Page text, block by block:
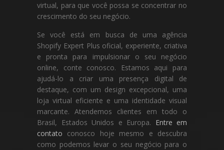
virtual, para que você possa se concentrar no
crescimento do seu negócio.
Se você está em busca de uma agência
Shopify Expert Plus oficial, experiente, criativa
e pronta para impulsionar o seu negócio
online, conte conosco. Estamos aqui para
ajudá-lo a criar uma presença digital de
destaque, com um design excepcional, uma
loja virtual eficiente e uma identidade visual
marcante. Atendemos clientes em todo o
Brasil, Estados Unidos e Europa. Entre em
contato conosco hoje mesmo e descubra
como podemos levar o seu negócio para o